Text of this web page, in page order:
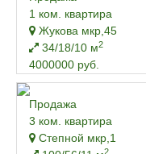
1 ком. квартира
Жукова мкр,45
34/18/10 м2
4000000 руб.
Продажа
3 ком. квартира
Степной мкр,1
2